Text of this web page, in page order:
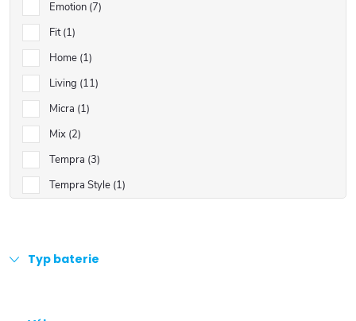
Emotion 7
Fit 1
Home 1
Living 11
Micra 1
Mix 2
Tempra 3
Tempra Style 1
Typ baterie